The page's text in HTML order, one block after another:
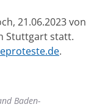
21.06.2023 von
Stuttgart statt.
.
Baden-